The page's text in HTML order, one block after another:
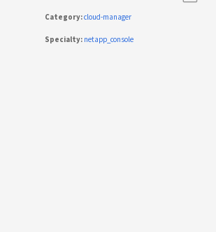
Category:cloud-manager
Specialty: netapp_console